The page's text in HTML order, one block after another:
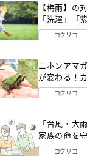
【梅雨】の
「洗濯」「
ン」「ゲリ
報士が完全ガ
コクリコ
ニホンアマ
が変わる！
から両生類
MOVEが解
コクリコ
「台風・大
家族の命を
災アドバイ
コクリコ